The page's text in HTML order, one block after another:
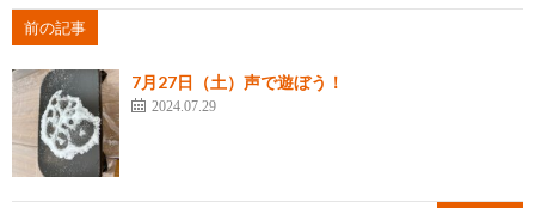
前の記事
7月27日（土）声で遊ぼう！
2024.07.29